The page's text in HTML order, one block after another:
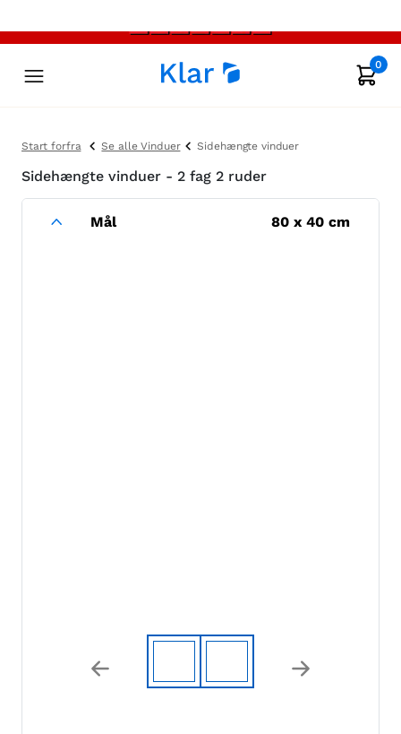
0
Start forfra Se alle Vinduer Sidehængte vinduer
Sidehængte vinduer - 2 fag 2 ruder
Mål 80 x 40 cm
Previous Next